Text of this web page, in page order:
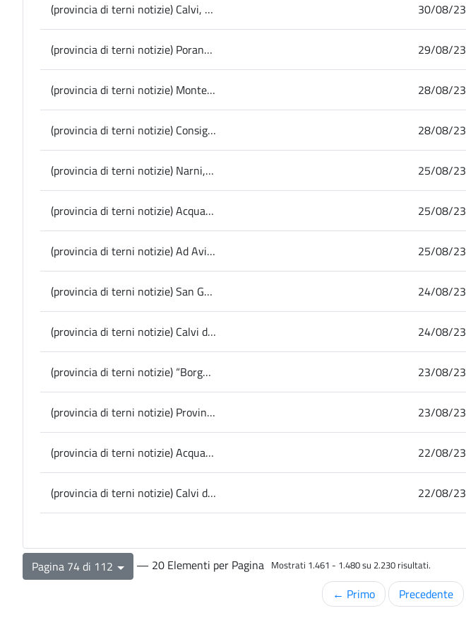
(provincia di terni notizie) Calvi, venerdì al Calvi Festival lo spettacolo teatrale “Quel mattino d’Aprile”, sabato grande chiusura con la Banda musicale TraMat 30/08/23
(provincia di terni notizie) Porano, giovedì a Villa Paolina il concerto dei Dark Side chiude la stagione 29/08/23
(provincia di terni notizie) Montecchio, sabato l’inaugurazione della mostra dell’artista tedesca Katharina Deml 28/08/23
(provincia di terni notizie) Consiglio, mozione del gruppo “Nuova Provincia” sul dimensionamento scolastico 28/08/23
(provincia di terni notizie) Narni, riparte la campagna abbonamenti per i mezzi pubblici, Tramini: “Sconti per tutti con l’obiettivo di aiutare ambiente e famiglie” 25/08/23
(provincia di terni notizie) Acquasparta, via da oggi a Palazzo Cesi al Corso Internazionale “Opera Lied Oratorio”, domenica il concerto finale 25/08/23
(provincia di terni notizie) Ad Avigano Umbro domenica il concerto mozartiano dell’ensemble “Bella Musica” 25/08/23
(provincia di terni notizie) San Gemini, pronta a partire la navetta di collegamento fra il centro storico e le periferie 24/08/23
(provincia di terni notizie) Calvi dell’Umbria, domani al calvi Festival L’Avaro di Plauto 24/08/23
(provincia di terni notizie) “Borghi in cinema” porta il grande schermo nei comuni del territorio 23/08/23
(provincia di terni notizie) Provincia, info viabilità: lavori alla rete idrica sulla Magliansabina a Calvi dell’Umbria, da oggi senso unico alternato 23/08/23
(provincia di terni notizie) Acquasparta, a Palazzo Cesi “Le Nozze di Figaro” 22/08/23
(provincia di terni notizie) Calvi dell’Umbria, al Calvi Festival si parla di intelligenza artificiale 22/08/23
Pagina 74 di 112 — 20 Elementi per Pagina Mostrati 1.461 - 1.480 su 2.230 risultati.
← Primo Precedente